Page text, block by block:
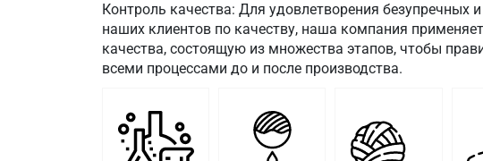
Контроль качества: Для удовлетворения безупречных
наших клиентов по качеству, наша компания
качества, состоящую из множества этапов, чтобы
всеми процессами до и после производства.